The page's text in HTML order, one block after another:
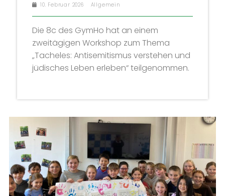
10. Februar 2026 Allgemein
Die 8c des GymHo hat an einem
zweitägigen Workshop zum Thema
„Tacheles: Antisemitismus verstehen und
jüdisches Leben erleben“ teilgenommen.